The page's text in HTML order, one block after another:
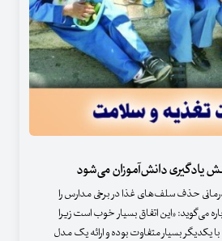
یادگیری دانش‌آموزان می‌شود
حذف سلف‌های غذا در برخی مدارس را
می‌گوید: «این اتفاق بسیار خوب است زیرا
یکدیگر بسیار متفاوت بوده و ارائه یک مدل